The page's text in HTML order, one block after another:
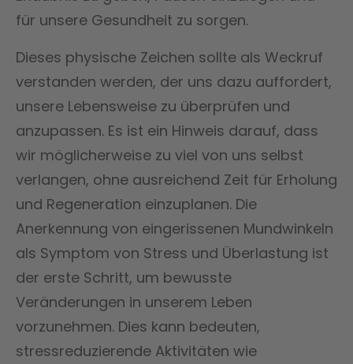
für unsere Gesundheit zu sorgen.
Dieses physische Zeichen sollte als Weckruf
verstanden werden, der uns dazu auffordert,
unsere Lebensweise zu überprüfen und
anzupassen. Es ist ein Hinweis darauf, dass
wir möglicherweise zu viel von uns selbst
verlangen, ohne ausreichend Zeit für Erholung
und Regeneration einzuplanen. Die
Anerkennung von eingerissenen Mundwinkeln
als Symptom von Stress und Überlastung ist
der erste Schritt, um bewusste
Veränderungen in unserem Leben
vorzunehmen. Dies kann bedeuten,
stressreduzierende Aktivitäten wie